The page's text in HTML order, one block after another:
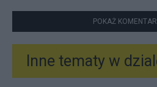
POKAŻ
Inne tematy w